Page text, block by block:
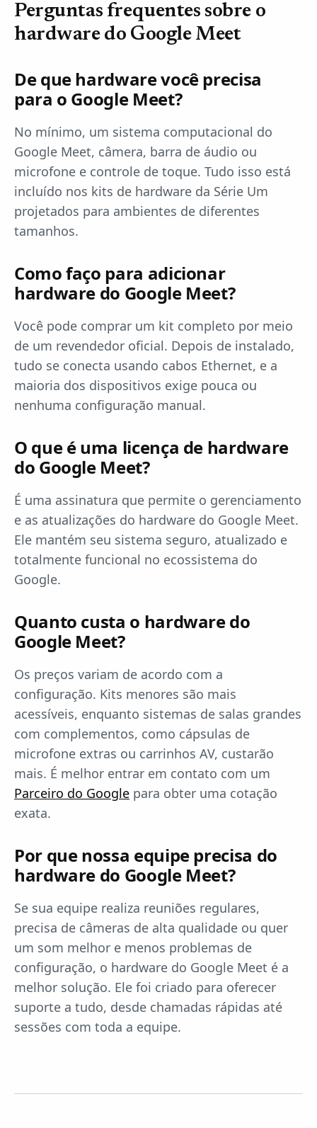
Perguntas frequentes sobre o
hardware do Google Meet
De que hardware você precisa
para o Google Meet?
No mínimo, um sistema computacional do
Google Meet, câmera, barra de áudio ou
microfone e controle de toque. Tudo isso está
incluído nos kits de hardware da Série Um
projetados para ambientes de diferentes
tamanhos.
Como faço para adicionar
hardware do Google Meet?
Você pode comprar um kit completo por meio
de um revendedor oficial. Depois de instalado,
tudo se conecta usando cabos Ethernet, e a
maioria dos dispositivos exige pouca ou
nenhuma configuração manual.
O que é uma licença de hardware
do Google Meet?
É uma assinatura que permite o gerenciamento
e as atualizações do hardware do Google Meet.
Ele mantém seu sistema seguro, atualizado e
totalmente funcional no ecossistema do
Google.
Quanto custa o hardware do
Google Meet?
Os preços variam de acordo com a
configuração. Kits menores são mais
acessíveis, enquanto sistemas de salas grandes
com complementos, como cápsulas de
microfone extras ou carrinhos AV, custarão
mais. É melhor entrar em contato com um
Parceiro do Google para obter uma cotação
exata.
Por que nossa equipe precisa do
hardware do Google Meet?
Se sua equipe realiza reuniões regulares,
precisa de câmeras de alta qualidade ou quer
um som melhor e menos problemas de
configuração, o hardware do Google Meet é a
melhor solução. Ele foi criado para oferecer
suporte a tudo, desde chamadas rápidas até
sessões com toda a equipe.